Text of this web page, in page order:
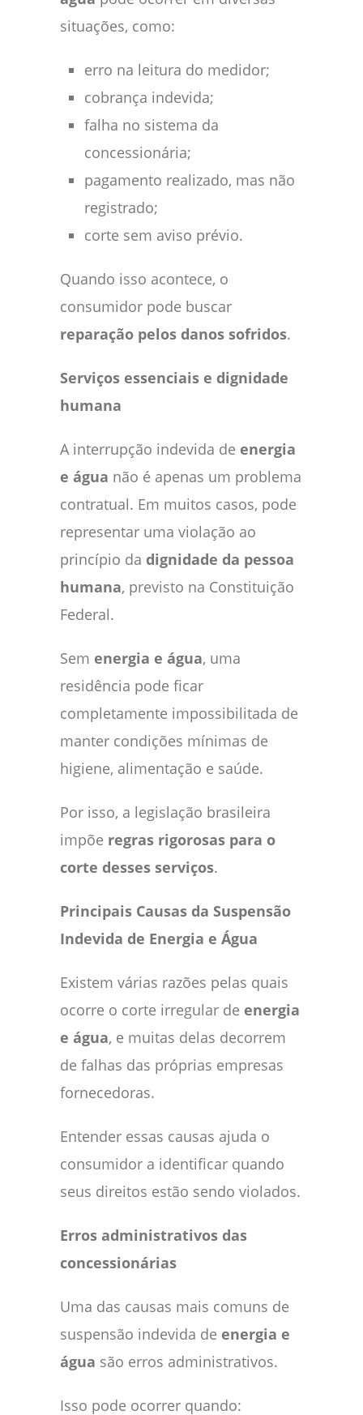
situações, como:
erro na leitura do medidor;
cobrança indevida;
falha no sistema da
concessionária;
pagamento realizado, mas não
registrado;
corte sem aviso prévio.
Quando isso acontece, o
consumidor pode buscar
reparação pelos danos sofridos.
Serviços essenciais e dignidade
humana
A interrupção indevida de energia
e água não é apenas um problema
contratual. Em muitos casos, pode
representar uma violação ao
princípio da dignidade da pessoa
humana, previsto na Constituição
Federal.
Sem energia e água, uma
residência pode ficar
completamente impossibilitada de
manter condições mínimas de
higiene, alimentação e saúde.
Por isso, a legislação brasileira
impõe regras rigorosas para o
corte desses serviços.
Principais Causas da Suspensão
Indevida de Energia e Água
Existem várias razões pelas quais
ocorre o corte irregular de energia
e água, e muitas delas decorrem
de falhas das próprias empresas
fornecedoras.
Entender essas causas ajuda o
consumidor a identificar quando
seus direitos estão sendo violados.
Erros administrativos das
concessionárias
Uma das causas mais comuns de
suspensão indevida de energia e
água são erros administrativos.
Isso pode ocorrer quando: